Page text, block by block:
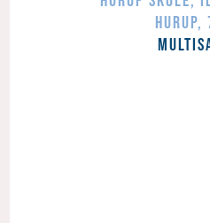
Hurup,